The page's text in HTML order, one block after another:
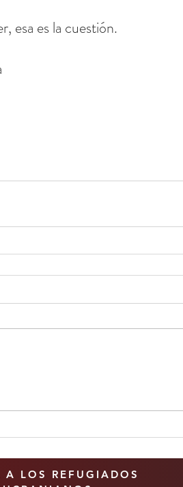
esa es la cuestión.
A LOS REFUGIADOS